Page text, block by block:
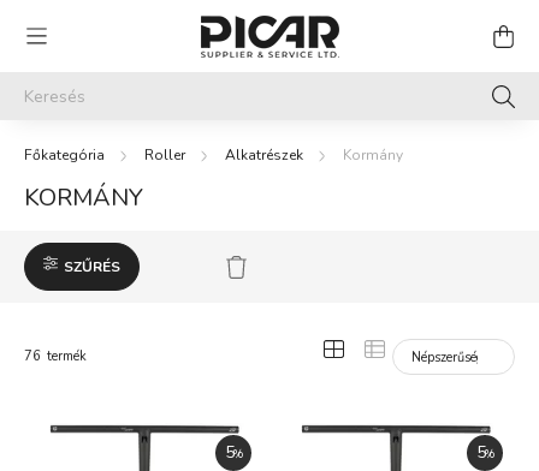
Roller Alkatrészek Kormány
KORMÁNY
SZŰRÉS
76 termék
5 5